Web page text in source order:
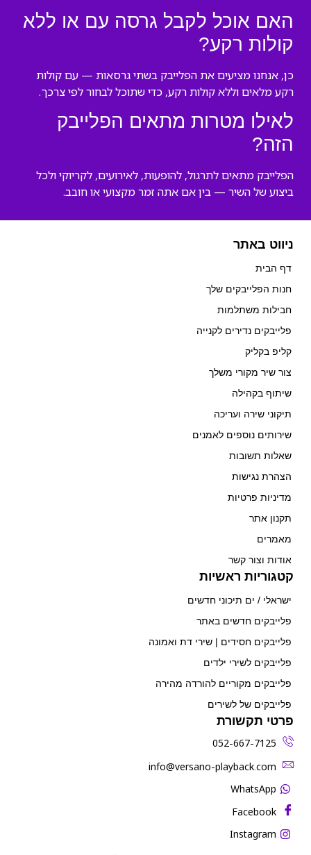
האם אוכל לקבל גרסה עם או ללא
קולות רקע?
כן, אנחנו מציעים את הפלייבק בשתי גרסאות — עם קולות
רקע מלאים וללא קולות רקע, כדי שתוכל לבחור לפי צרכך.
לאילו מטרות מתאים הפלייבק
הזה?
הפלייבק מתאים לתרגול, להופעות, לאירועים, לקריוקי ולכל
ביצוע של השיר — בין אם אתה זמר מקצועי או חובב.
ניווט באתר
דף הבית
חנות הפלייבקים שלך
חבילות משתלמות
פלייבקים נדירים לקנייה
קליפ בקליק
צור שיר מקורי משלך
שיתוף בקהילה
תיקוני שירה ועריכה
שירותים נוספים לאמנים
שאלות תשובות
הצהרת נגישות
מדיניות פרטיות
תקנון אתר
מאמרים
אודות וצור קשר
קטגוריות ראשיות
ישראלי / ים תיכוני חדשים
פלייבקים חדשים באתר
פלייבקים חסידים | שירי דת ואמונה
פלייבקים לשירי ילדים
פלייבקים מקוריים להורדה מהירה
פלייבקים של לשירים
פרטי תקשורת
052-667-7125
‫info@versano-playback.com‬
WhatsApp
Facebook
Instagram